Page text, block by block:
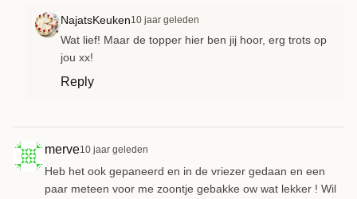
NajatsKeuken10 jaar geleden
Wat lief! Maar de topper hier ben jij hoor, erg trots op
jou xx!
Reply
merve10 jaar geleden
Heb het ook gepaneerd en in de vriezer gedaan en een
paar meteen voor me zoontje gebakke ow wat lekker ! Wil